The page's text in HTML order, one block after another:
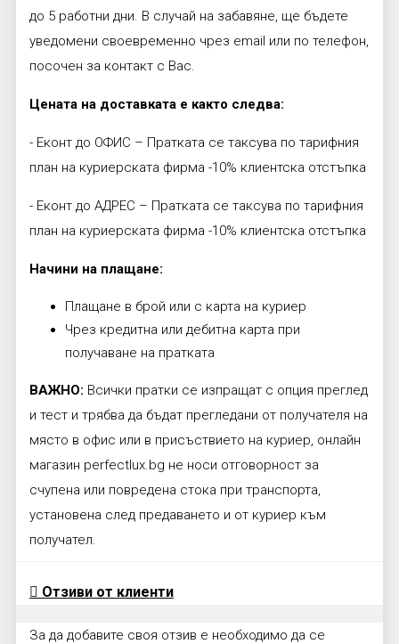
до 5 работни дни. В случай на забавяне, ще бъдете
уведомени своевременно чрез email или по телефон,
посочен за контакт с Вас.
Цената на доставката е както следва:
- Еконт до ОФИС – Пратката се таксува по тарифния
план на куриерската фирма -10% клиентска отстъпка
- Еконт до АДРЕС – Пратката се таксува по тарифния
план на куриерската фирма -10% клиентска отстъпка
Начини на плащане:
Плащане в брой или с карта на куриер
Чрез кредитна или дебитна карта при
получаване на пратката
ВАЖНО: Всички пратки се изпращат с опция преглед
и тест и трябва да бъдат прегледани от получателя на
място в офис или в присъствието на куриер, онлайн
магазин perfectlux.bg не носи отговорност за
счупена или повредена стока при транспорта,
установена след предаването и от куриер към
получател.
Отзиви от клиенти
За да добавите своя отзив е необходимо да се